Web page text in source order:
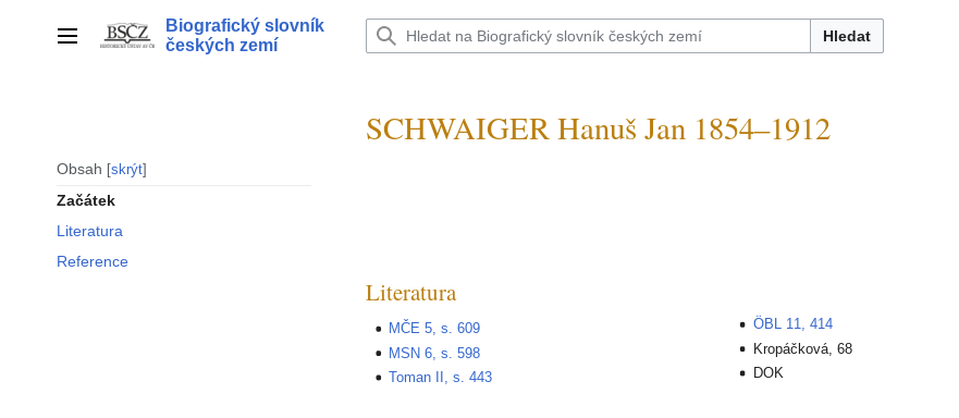
Hlavní menu
Biografický slovník
českých zemí
Hledat
Obsah skrýt
Začátek
Literatura
Reference
SCHWAIGER Hanuš Jan 1854–1912
Literatura
MČE 5, s. 609
MSN 6, s. 598
Toman II, s. 443
ÖBL 11, 414
Kropáčková, 68
DOK